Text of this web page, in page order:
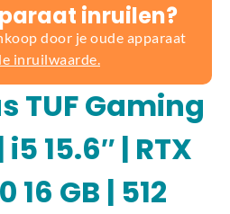
inruilen?
door je oude apparaat
inruilwaarde.
TUF Gaming
i5 15.6″ | RTX
16 GB | 512